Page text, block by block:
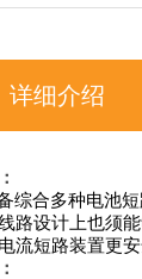
详细介绍
综合多种电池
路设计上也须
流短路装置更